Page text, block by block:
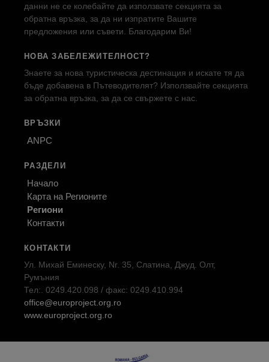
данни не се колебайте да използвате секцията за
обратна връзка, за да ни изпратите Вашите
предложения или съвети. Благодарим Ви!
НОВА ЗАБЕЛЕЖИТЕЛНОСТ?
Знаете за нова туристическа дестинация и искате тя да
бъде добавена в Пътеводителят? Използвайте секцията
за обратна връзка, за да се свържете с нас.
ВРЪЗКИ
ANPC
РАЗДЕЛИ
Начало
Карта на Регионите
Региони
Контакти
КОНТАКТИ
Ул. Михай Еминеску, Nr. 35, Слатина, Джуд. Олт,
Румъния
Тел:. 0249.420.098 / факс: 0249.410.994
office@europroject.org.ro
www.europroject.org.ro